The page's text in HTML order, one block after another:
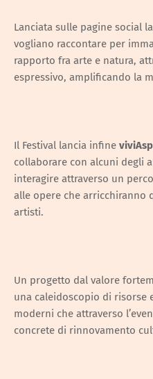
Lanciata sulle pagine social la
vogliano raccontare per
rapporto fra arte e natura,
espressivo, amplificando la
Il Festival lancia infine
collaborare con alcuni degli
interagire attraverso un
alle opere che arricchiranno
artisti.
Un progetto dal valore
una caleidoscopio di risorse
moderni che attraverso
concrete di rinnovamento